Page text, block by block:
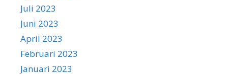
Juli 2023
Juni 2023
April 2023
Februari 2023
Januari 2023